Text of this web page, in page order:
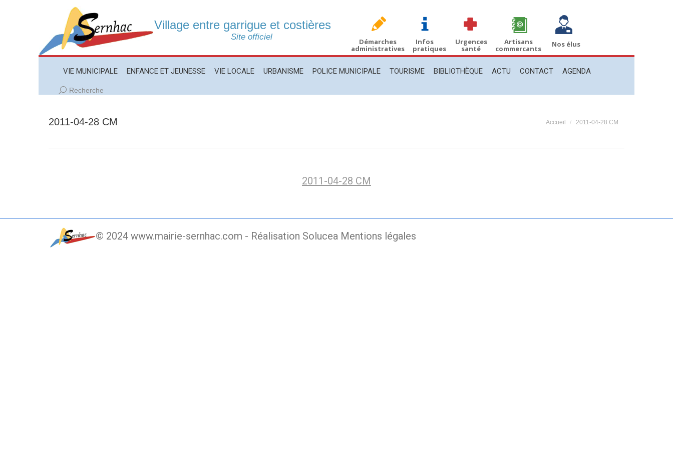
Village entre garrigue et costières
Site officiel Démarches
administratives
Infos
pratiques
Urgences
santé
Artisans
commercants Nos élus
VIE MUNICIPALE ENFANCE ET JEUNESSE VIE LOCALE URBANISME POLICE MUNICIPALE TOURISME BIBLIOTHÈQUE ACTU CONTACT AGENDA
Recherche
Recherche
2011-04-28 CM Vous êtes ici :
Accueil 2011-04-28 CM
2011-04-28 CM
© 2024 www.mairie-sernhac.com - Réalisation Solucea Mentions légales
VIE MUNICIPALE ENFANCE ET JEUNESSE VIE LOCALE URBANISME POLICE MUNICIPALE TOURISME BIBLIOTHÈQUE CONTACT AGENDA